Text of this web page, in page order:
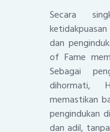
Secara
dan
of Fame
Sebagai
dihormati,
memastikan
pengindukan
dan adil,